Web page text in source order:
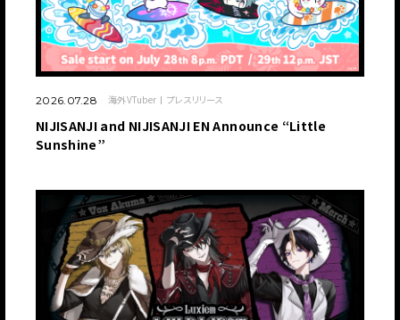
2026.07.28 海外VTuber プレスリリース
NIJISANJI and NIJISANJI EN Announce “Little
Sunshine”